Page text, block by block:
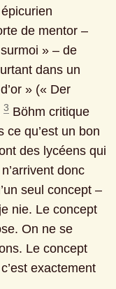
de mentor ‒
» ‒ de
dans un
» (« Der
3 Böhm critique
ce qu’est un bon
des lycéens qui
donc
seul concept ‒
nie. Le concept
On ne se
Le concept
exactement